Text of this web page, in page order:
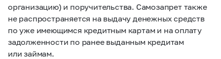
организацию) и поручительства. Самозапрет также
не распространяется на выдачу денежных средств
по уже имеющимся кредитным картам и на оплату
задолженности по ранее выданным кредитам
или займам.